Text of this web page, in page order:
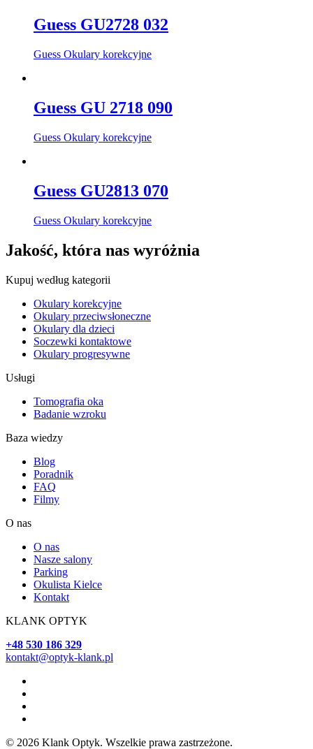
Guess GU2728 032
Guess Okulary korekcyjne
Guess GU 2718 090
Guess Okulary korekcyjne
Guess GU2813 070
Guess Okulary korekcyjne
Jakość, która nas wyróżnia
Kupuj według kategorii
Okulary korekcyjne
Okulary przeciwsłoneczne
Okulary dla dzieci
Soczewki kontaktowe
Okulary progresywne
Usługi
Tomografia oka
Badanie wzroku
Baza wiedzy
Blog
Poradnik
FAQ
Filmy
O nas
O nas
Nasze salony
Parking
Okulista Kielce
Kontakt
KLANK OPTYK
+48 530 186 329
kontakt@optyk-klank.pl
© 2026 Klank Optyk. Wszelkie prawa zastrzeżone.